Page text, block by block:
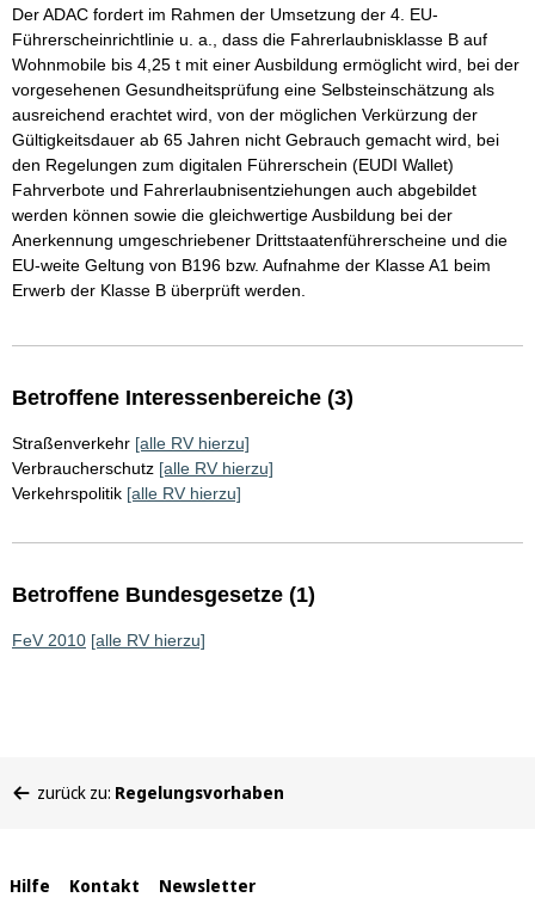
Der ADAC fordert im Rahmen der Umsetzung der 4. EU-
Führerscheinrichtlinie u. a., dass die Fahrerlaubnisklasse B auf
Wohnmobile bis 4,25 t mit einer Ausbildung ermöglicht wird, bei der
vorgesehenen Gesundheitsprüfung eine Selbsteinschätzung als
ausreichend erachtet wird, von der möglichen Verkürzung der
Gültigkeitsdauer ab 65 Jahren nicht Gebrauch gemacht wird, bei
den Regelungen zum digitalen Führerschein (EUDI Wallet)
Fahrverbote und Fahrerlaubnisentziehungen auch abgebildet
werden können sowie die gleichwertige Ausbildung bei der
Anerkennung umgeschriebener Drittstaatenführerscheine und die
EU-weite Geltung von B196 bzw. Aufnahme der Klasse A1 beim
Erwerb der Klasse B überprüft werden.
Betroffene Interessenbereiche (3)
Straßenverkehr [alle RV hierzu]
Verbraucherschutz [alle RV hierzu]
Verkehrspolitik [alle RV hierzu]
Betroffene Bundesgesetze (1)
FeV 2010 [alle RV hierzu]
befinden
zurück zu: Regelungsvorhaben
Interne
Hilfe Kontakt Newsletter